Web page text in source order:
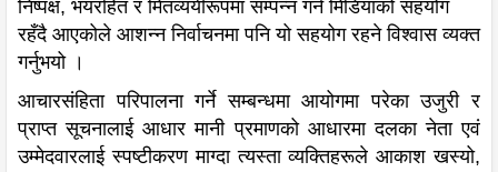
निष्पक्ष, भयरहित र मितव्ययीरूपमा सम्पन्न गर्न मिडियाको सहयोग
रहँदै आएकोले आशन्न निर्वाचनमा पनि यो सहयोग रहने विश्वास व्यक्त
गर्नुभयो ।
आचारसंहिता परिपालना गर्ने सम्बन्धमा आयोगमा परेका उजुरी र
प्राप्त सूचनालाई आधार मानी प्रमाणको आधारमा दलका नेता एवं
उम्मेदवारलाई स्पष्टीकरण माग्दा त्यस्ता व्यक्तिहरूले आकाश खस्यो,